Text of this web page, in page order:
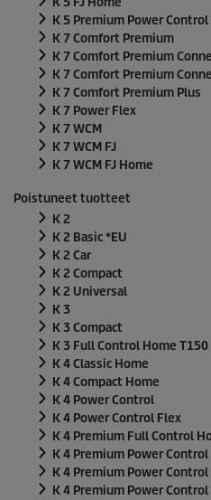
K 5 Premium Power
K 7 Comfort Premium
K 7 Comfort Premium
K 7 Comfort Premium
K 7 Comfort Premium Plus
K 7 Power Flex
K 7 WCM
K 7 WCM FJ
K 7 WCM FJ Home
Poistuneet tuotteet
K 2
K 2 Basic *EU
K 2 Car
K 2 Compact
K 2 Universal
K 3
K 3 Compact
K 3 Full Control Home T150
K 4 Classic Home
K 4 Compact Home
K 4 Power Control
K 4 Power Control Flex
K 4 Premium Full Control
K 4 Premium Power Control
K 4 Premium Power
K 4 Premium Power